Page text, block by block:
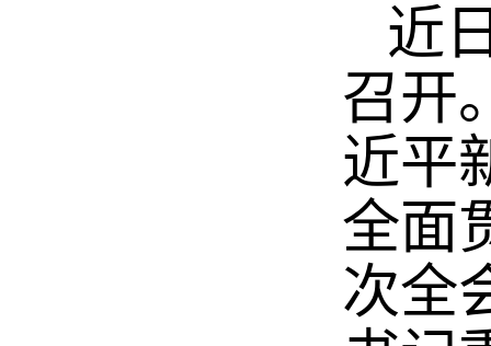
近
召开
近平
全面
次全